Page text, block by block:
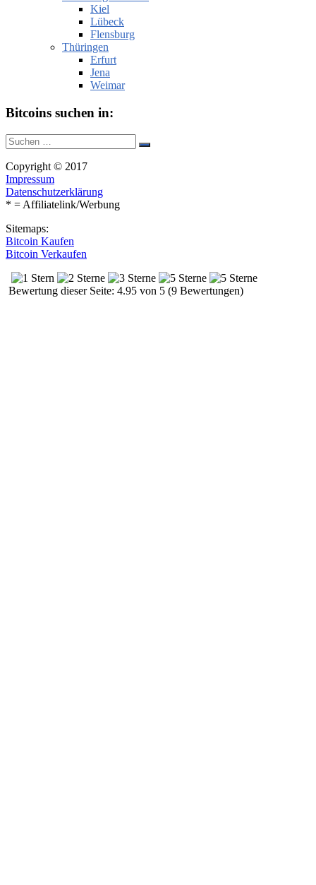
Kiel
Lübeck
Flensburg
Thüringen
Erfurt
Jena
Weimar
Bitcoins suchen in:
Suche
nach:
Suchen
Copyright © 2017
Impressum
Datenschutzerklärung
* = Affiliatelink/Werbung
Sitemaps:
Bitcoin Kaufen
Bitcoin Verkaufen
Bewertung dieser Seite: 4.95 von 5 (9 Bewertungen)